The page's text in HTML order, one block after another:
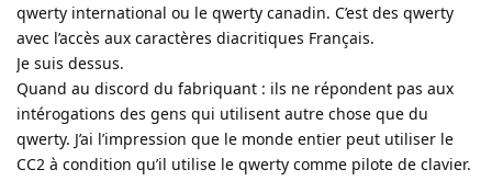
qwerty international ou le qwerty canadin. C’est des qwerty
avec l’accès aux caractères diacritiques Français.
Je suis dessus.
Quand au discord du fabriquant : ils ne répondent pas aux
intérogations des gens qui utilisent autre chose que du
qwerty. J’ai l’impression que le monde entier peut utiliser le
CC2 à condition qu’il utilise le qwerty comme pilote de clavier.